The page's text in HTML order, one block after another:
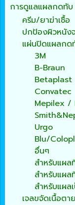
การดูแลแผลกดทับ
ครีม/ยาฆ่าเชื้อ
ปกป้องผิวหนัง
แผ่นปิดแผลกด
3M
B-Braun
Betaplast
Convatec
Mepilex /
Urgo
Blu/
อื่นๆ
สำหรับแผ
สำหรับแผล
สำหรับแผล
เจลขจัดเนื้อต